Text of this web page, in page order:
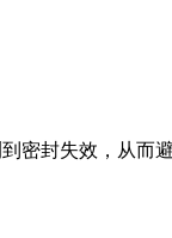
密封失效，从而